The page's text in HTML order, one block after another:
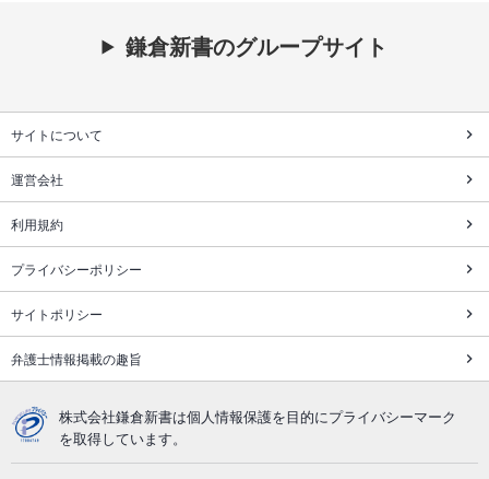
鎌倉新書のグループサイト
サイトについて
運営会社
利用規約
プライバシーポリシー
サイトポリシー
弁護士情報掲載の趣旨
株式会社鎌倉新書は個人情報保護を目的にプライバシーマーク
を取得しています。